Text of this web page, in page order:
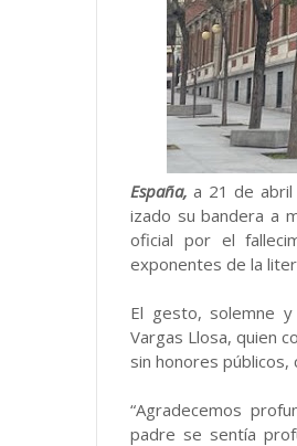
España,a 21 de abril
izado su bandera a
oficial por el
exponentes de la
El gesto, solemne
Vargas Llosa, quien
sin honores públicos,
“Agradecemos
padre se sentía